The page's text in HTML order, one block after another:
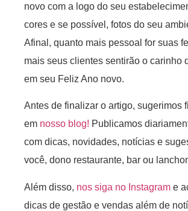
novo com a logo do seu
cores e se possível, fotos do seu
Afinal, quanto mais pessoal for suas
mais seus clientes sentirão o carinho
em seu Feliz Ano novo.
Antes de finalizar o artigo, sugerimos
em nosso blog! Publicamos
com dicas, novidades, notícias e
você, dono restaurante, bar ou
Além disso, nos siga no Instagram e
dicas de gestão e vendas além de